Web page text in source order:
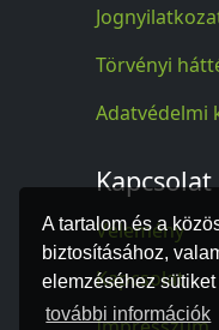
A tartalom és a
biztosításához,
elemzéséhez
további információk
Törvényi
Adatvédelmi
Kapcsolat
Vélemény
Kapcsolat